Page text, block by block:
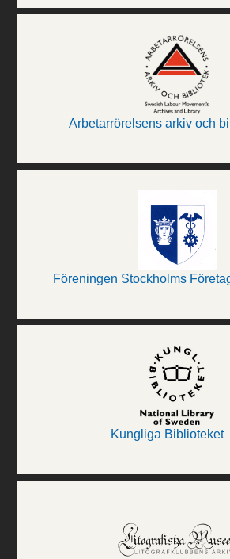
Arbetarrörelsens arkiv och
Föreningen Stockholms
Kungliga Biblioteket